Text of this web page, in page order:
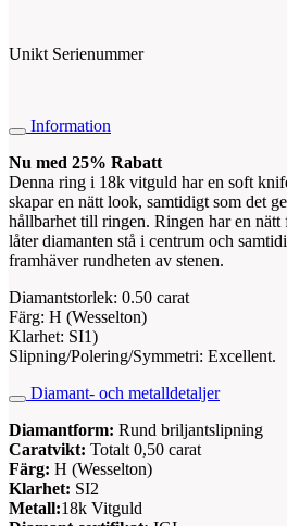
Unikt Serienummer
Information
Nu med 25% Rabatt
Denna ring i 18k vitguld har en soft
skapar en nätt look, samtidigt som det
hållbarhet till ringen. Ringen har en
låter diamanten stå i centrum och
framhäver rundheten av stenen.
Diamantstorlek: 0.50 carat
Färg: H (Wesselton)
Klarhet: SI1)
Slipning/Polering/Symmetri: Excellent.
Diamant- och metalldetaljer
Diamantform: Rund briljantslipning
Caratvikt: Totalt 0,50 carat
Färg: H (Wesselton)
Klarhet: SI2
Metall:18k Vitguld